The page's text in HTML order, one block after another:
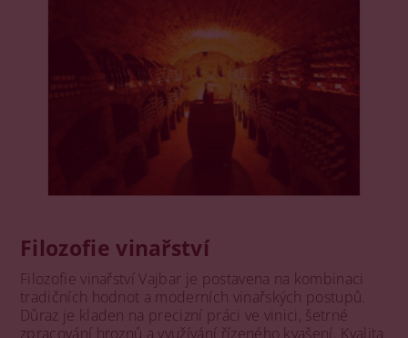
Filozofie vinařství
Filozofie vinařství Vajbar je postavena na kombinaci
tradičních hodnot a moderních vinařských postupů.
Důraz je kladen na precizní práci ve vinici, šetrné
zpracování hroznů a využívání řízeného kvašení. Kvalita